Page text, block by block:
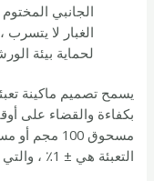
الجانبي
الغبار لا
لحماية بيئة
يسمح تصميم ماكينة
بكفاءة والقضاء على
التعبئة هي ± 1٪ ، والتي يمكن أن تلبي تعبئة المواد المختلفة.